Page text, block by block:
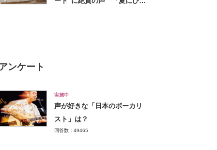
ンケート
実施中
声が好きな「日本のボーカリ
スト」は？
回答数：49465